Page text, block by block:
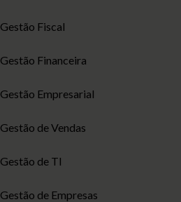
Gestão Fiscal
Gestão Financeira
Gestão Empresarial
Gestão de Vendas
Gestão de TI
Gestão de Empresas